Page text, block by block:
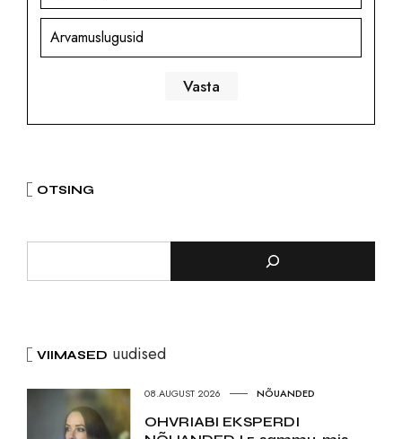
Arvamuslugusid
OTSING
VIIMASED uudised
08.AUGUST 2026 NÕUANDED
OHVRIABI EKSPERDI